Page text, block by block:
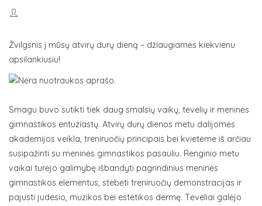
Žvilgsnis į mūsų atvirų durų dieną – džiaugiamės kiekvienu
apsilankiusiu!
Smagu buvo sutikti tiek daug smalsių vaikų, tėvelių ir meninės
gimnastikos entuziastų. Atvirų durų dienos metu dalijomės
akademijos veikla, treniruočių principais bei kvietėme iš arčiau
susipažinti su meninės gimnastikos pasauliu. Renginio metu
vaikai turėjo galimybę išbandyti pagrindinius meninės
gimnastikos elementus, stebėti treniruočių demonstracijas ir
pajusti judesio, muzikos bei estetikos dermę. Tėveliai galėjo